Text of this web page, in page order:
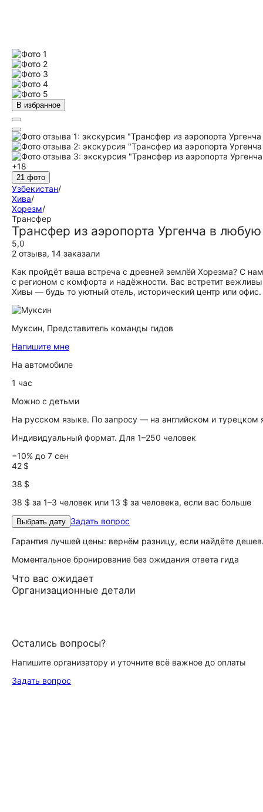
В избранное
+18
21 фото
Узбекистан/
Хива/
Хорезм/
Трансфер
Трансфер из аэропорта Ургенча в
5,0
2 отзыва, 14 заказали
Как пройдёт ваша встреча с древней землёй Хорезма? С
с регионом с комфорта и надёжности. Вас встретит
Хивы — будь то уютный отель, исторический центр или офис.
Муксин, Представитель команды гидов
Напишите мне
На автомобиле
1 час
Можно с детьми
На русском языке. По запросу — на английском и турецком
Индивидуальный формат. Для 1–250 человек
−10% до 7 сен
42 $
38 $
38 $ за 1–3 человек или 13 $ за человека, если вас больше
Выбрать дату Задать вопрос
Гарантия лучшей цены: вернём разницу, если найдёте
Моментальное бронирование без ожидания ответа гида
Что вас ожидает
Организационные детали
Остались вопросы?
Напишите организатору и уточните всё важное до оплаты
Задать вопрос